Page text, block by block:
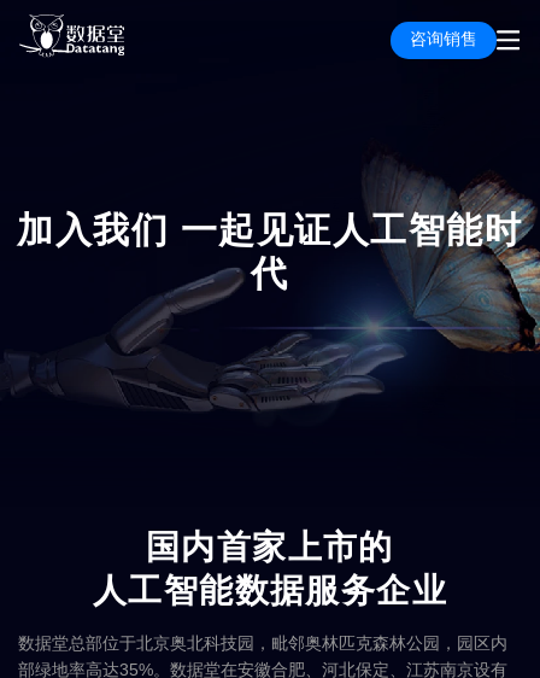
咨询销售
加入我们 一起见证人工智能时
代
国内首家上市的
人工智能数据服务企业
数据堂总部位于北京奥北科技园，毗邻奥林匹克森林公园，园区内
部绿地率高达35%。数据堂在安徽合肥、河北保定、江苏南京设有